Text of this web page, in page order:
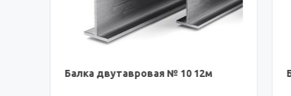
Балка двутавровая № 10 12м